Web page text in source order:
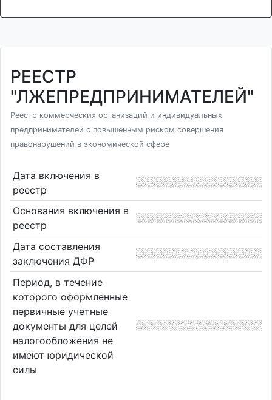
РЕЕСТР
"ЛЖЕПРЕДПРИНИМАТЕЛЕЙ"
Реестр коммерческих организаций и индивидуальных
предпринимателей с повышенным риском совершения
правонарушений в экономической сфере
Дата включения в
реестр
Основания включения в
реестр
Дата составления
заключения ДФР
Период, в течение
которого оформленные
первичные учетные
документы для целей
налогообложения не
имеют юридической
силы